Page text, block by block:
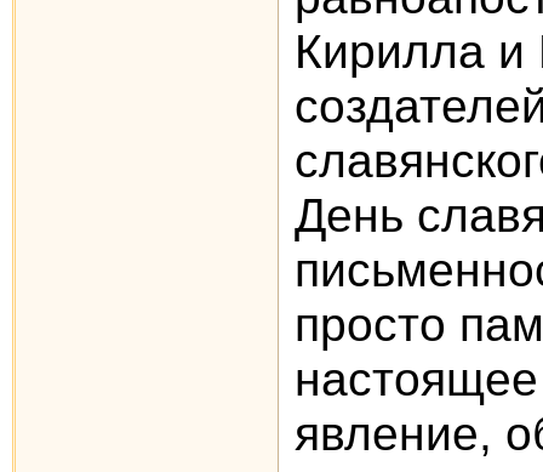
Кирилла
День
просто
настоящее
явление,